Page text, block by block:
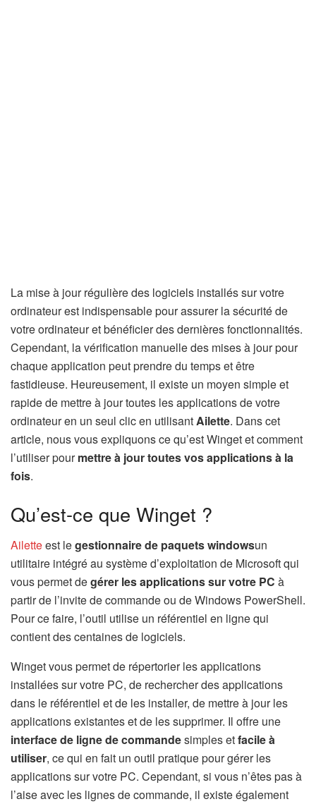
La mise à jour régulière des logiciels installés sur votre
ordinateur est indispensable pour assurer la sécurité de
votre ordinateur et bénéficier des dernières fonctionnalités.
Cependant, la vérification manuelle des mises à jour pour
chaque application peut prendre du temps et être
fastidieuse. Heureusement, il existe un moyen simple et
rapide de mettre à jour toutes les applications de votre
ordinateur en un seul clic en utilisantAilette. Dans cet
article, nous vous expliquons ce qu’est Winget et comment
l’utiliser pourmettre à jour toutes vos applications à la
fois.
Qu’est-ce que Winget ?
Ailetteest legestionnaire de paquets windowsun
utilitaire intégré au système d’exploitation de Microsoft qui
vous permet degérer les applications sur votre PC à
partir de l’invite de commande ou de Windows PowerShell.
Pour ce faire, l’outil utilise un référentiel en ligne qui
contient des centaines de logiciels.
Winget vous permet de répertorier les applications
installées sur votre PC, de rechercher des applications
dans le référentiel et de les installer, de mettre à jour les
applications existantes et de les supprimer. Il offre une
interface de ligne de commandesimples etfacile à
utiliser, ce qui en fait un outil pratique pour gérer les
applications sur votre PC. Cependant, si vous n’êtes pas à
l’aise avec les lignes de commande, il existe également